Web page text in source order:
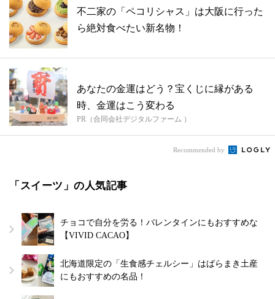
不二家の「ペコリシャス」は大阪に行った
ら絶対食べたい新名物！
あなたの金運はどう？宝くじに縁がある
時、金運はこう変わる
PR（合同会社デジタルファーム ）
Recommended by
「スイーツ」の人気記事
チョコで自分を労る！バレンタインにもおすすめな
【VIVID CACAO】
北海道限定の「生食感チェルシー」はばらまき土産
にもおすすめの名品！